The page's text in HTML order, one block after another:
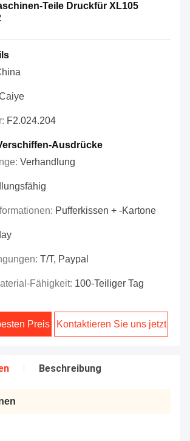
Teile Druckfür XL105
F2.024.204
Ausdrücke
Verhandlung
Pufferkissen + -kartone
T/T, Paypal
Fähigkeit: 100-Teiliger Tag
Preis Kontaktieren Sie uns jetzt
Beschreibung